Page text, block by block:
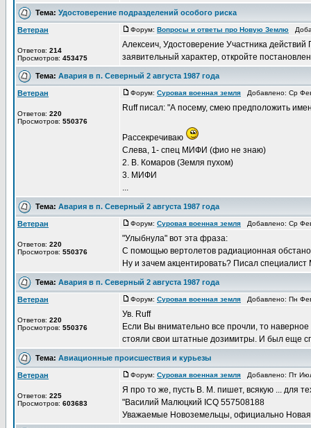
Тема: Удостоверение подразделений особого риска
Ветеран
Ответов: 214
Просмотров: 453475
Форум: Вопросы и ответы про Новую Землю
Алексеич, Удостоверение Участника
заявительный характер, откройте
Тема: Авария в п. Северный 2 августа 1987 года
Ветеран
Ответов: 220
Просмотров: 550376
Форум: Суровая военная земля Добавлено: Ср
Ruff писал: "А посему, смею предположить
Рассекречиваю
Слева, 1- спец МИФИ (фио не знаю)
2. В. Комаров (Земля пухом)
3. МИФИ
...
Тема: Авария в п. Северный 2 августа 1987 года
Ветеран
Ответов: 220
Просмотров: 550376
Форум: Суровая военная земля Добавлено: Ср
"Улыбнула" вот эта фраза:
С помощью вертолетов радиационная
Ну и зачем акцентировать? Писал
Тема: Авария в п. Северный 2 августа 1987 года
Ветеран
Ответов: 220
Просмотров: 550376
Форум: Суровая военная земля Добавлено: Пн
Ув. Ruff
Если Вы внимательно все прочли, то
стояли свои штатные дозимитры. И был еще
Тема: Авиационные происшествия и курьезы
Ветеран
Ответов: 225
Просмотров: 603683
Форум: Суровая военная земля Добавлено: Пт
Я про то же, пусть В. М. пишет, всякую ... для
"Василий Малюцкий ICQ 557508188
Уважаемые Новоземельцы, официально Новая